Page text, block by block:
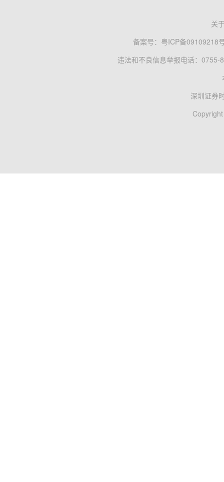
关
备案号： 粤ICP备09109218
违法和不良信息举报电话：0755-
深圳证券